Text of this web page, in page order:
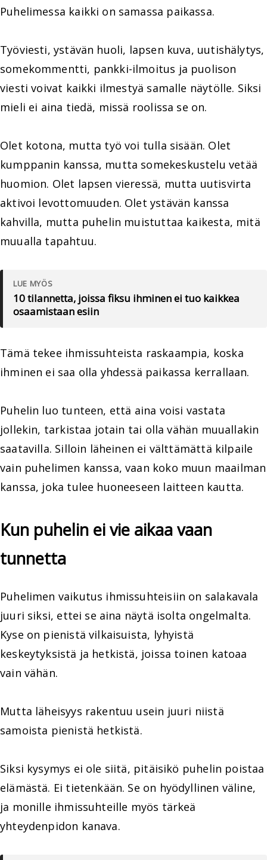
Puhelimessa kaikki on samassa paikassa.
Työviesti, ystävän huoli, lapsen kuva, uutishälytys,
somekommentti, pankki-ilmoitus ja puolison
viesti voivat kaikki ilmestyä samalle näytölle. Siksi
mieli ei aina tiedä, missä roolissa se on.
Olet kotona, mutta työ voi tulla sisään. Olet
kumppanin kanssa, mutta somekeskustelu vetää
huomion. Olet lapsen vieressä, mutta uutisvirta
aktivoi levottomuuden. Olet ystävän kanssa
kahvilla, mutta puhelin muistuttaa kaikesta, mitä
muualla tapahtuu.
LUE MYÖS
10 tilannetta, joissa fiksu ihminen ei tuo kaikkea
osaamistaan esiin
Tämä tekee ihmissuhteista raskaampia, koska
ihminen ei saa olla yhdessä paikassa kerrallaan.
Puhelin luo tunteen, että aina voisi vastata
jollekin, tarkistaa jotain tai olla vähän muuallakin
saatavilla. Silloin läheinen ei välttämättä kilpaile
vain puhelimen kanssa, vaan koko muun maailman
kanssa, joka tulee huoneeseen laitteen kautta.
Kun puhelin ei vie aikaa vaan
tunnetta
Puhelimen vaikutus ihmissuhteisiin on salakavala
juuri siksi, ettei se aina näytä isolta ongelmalta.
Kyse on pienistä vilkaisuista, lyhyistä
keskeytyksistä ja hetkistä, joissa toinen katoaa
vain vähän.
Mutta läheisyys rakentuu usein juuri niistä
samoista pienistä hetkistä.
Siksi kysymys ei ole siitä, pitäisikö puhelin poistaa
elämästä. Ei tietenkään. Se on hyödyllinen väline,
ja monille ihmissuhteille myös tärkeä
yhteydenpidon kanava.